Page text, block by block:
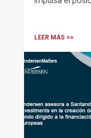
procesos
LEER MÁS >>